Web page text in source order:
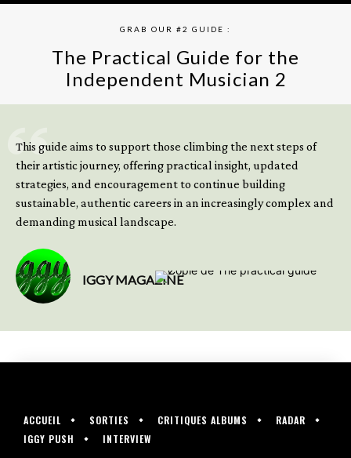
GRAB OUR #2 GUIDE :
The Practical Guide for the
Independent Musician 2
This guide aims to support those climbing the next steps of
their artistic journey, offering practical insight, updated
strategies, and encouragement to continue building
sustainable, authentic careers in an increasingly complex and
demanding musical landscape.
IGGY MAGAZINE
ACCUEIL SORTIES CRITIQUES ALBUMS
RADAR
IGGY PUSH
INTERVIEW